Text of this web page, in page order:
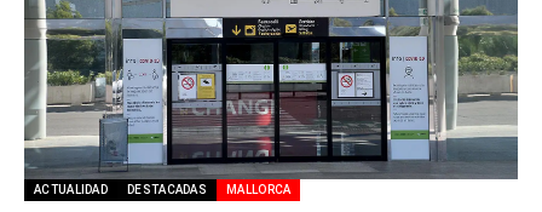
ACTUALIDAD DESTACADAS MALLORCA